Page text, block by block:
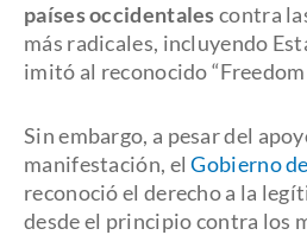
países occidentalescontra
más radicales, incluyendo
imitó al reconocido “Freedom
Sin embargo, a pesar del
manifestación, elGobierno
reconoció el derecho a la
desde el principio contra los